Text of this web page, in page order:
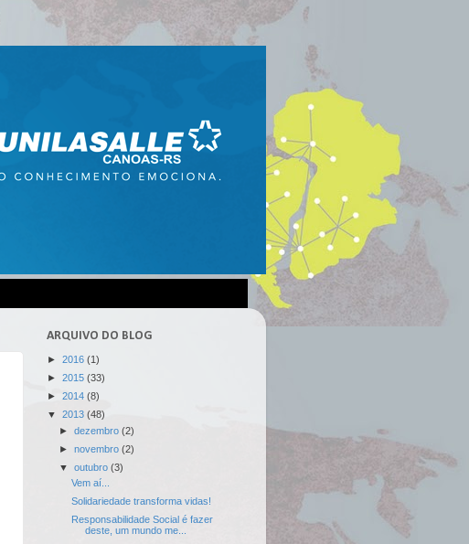
ARQUIVO DO BLOG
► 2016 (1)
► 2015 (33)
► 2014 (8)
▼ 2013 (48)
► dezembro (2)
► novembro (2)
▼ outubro (3)
Vem aí...
Solidariedade transforma vidas!
Responsabilidade Social é fazer
deste, um mundo me...